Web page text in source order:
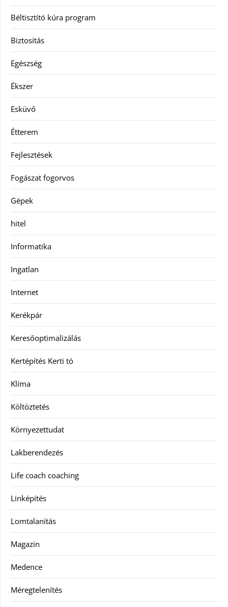
Béltisztító kúra program
Biztosítás
Egészség
Ékszer
Esküvő
Étterem
Fejlesztések
Fogászat fogorvos
Gépek
hitel
Informatika
Ingatlan
Internet
Kerékpár
Keresőoptimalizálás
Kertépítés Kerti tó
Klíma
Költöztetés
Környezettudat
Lakberendezés
Life coach coaching
Linképítés
Lomtalanítás
Magazin
Medence
Méregtelenítés